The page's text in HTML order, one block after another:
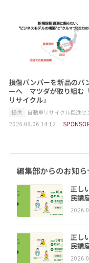
損傷バンパーを新品のバ
ーへ マツダが取り組む
リサイクル」
提供 自動車リサイクル促進セ
2026.08.06 14:12
編集部からのお知ら
正し
民講
正し
民講